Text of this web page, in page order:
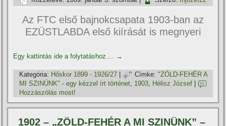
Az FTC első bajnokcsapata 1903-ban az
EZÜSTLABDA első kií­rását is megnyeri
Egy kattintás ide a folytatáshoz.... →
Kategória: Hőskor 1899 - 1926/27 | Címke: "ZÖLD-FEHÉR A
MI SZINÜNK" - egy kézzel í­rt történet, 1903, Hélisz József
Hozzászólás most!
1902 – „ZÖLD-FEHÉR A MI SZINÜNK” –